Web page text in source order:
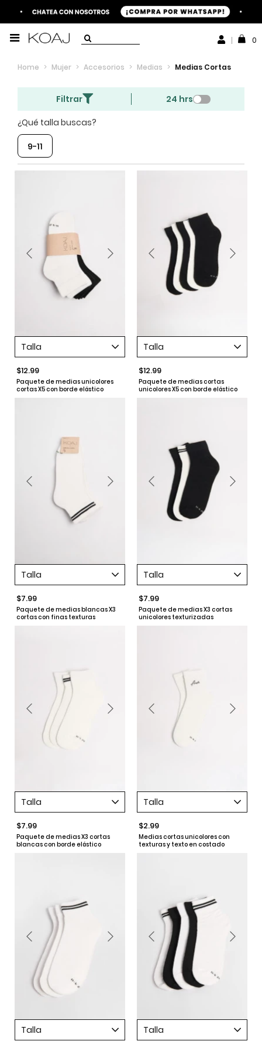
0
Home > Mujer > Accesorios > Medias > Medias Cortas
Filtrar
24 hrs
¿Qué talla buscas?
9-11
Talla
$12.99
Paquete de medias unicolores
cortas X5 con borde elástico
Talla
$12.99
Paquete de medias cortas
unicolores X5 con borde elástico
Talla
$7.99
Paquete de medias blancas X3
cortas con finas texturas
Talla
$7.99
Paquete de medias X3 cortas
unicolores texturizadas
Talla
$7.99
Paquete de medias X3 cortas
blancas con borde elástico
Talla
$2.99
Medias cortas unicolores con
texturas y texto en costado
Talla Talla